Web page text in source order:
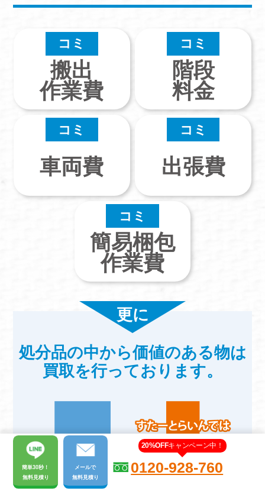
コミ
搬出
作業費
コミ
階段
料金
コミ
車両費
コミ
出張費
コミ
簡易梱包
作業費
更に
処分品の中から価値のある物は
買取を行っております。
簡単30秒！
無料見積り
メールで
無料見積り
20%OFFキャンペーン中！
0120-928-760